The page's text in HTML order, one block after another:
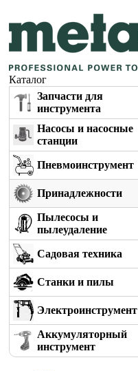
Каталог
Запчасти для
инструмента
Насосы и насосные
станции
Пневмоинструмент
Принадлежности
Пылесосы и
пылеудаление
Садовая техника
Станки и пилы
Электроинструмент
Аккумуляторный
инструмент